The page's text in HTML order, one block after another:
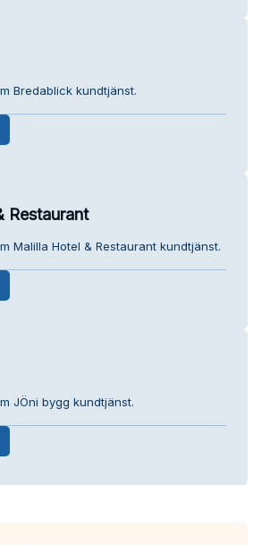
Bredablick kundtjänst.
Restaurant
Malilla Hotel & Restaurant kundtjänst.
JÖni bygg kundtjänst.